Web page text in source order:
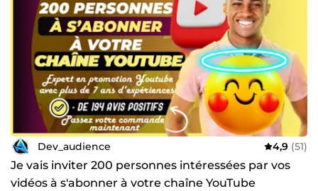
Dev_audience 4,9 (51)
Je vais inviter 200 personnes intéressées par vos
vidéos à s'abonner à votre chaîne YouTube